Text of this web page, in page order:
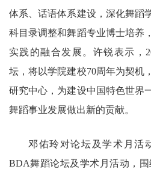
体系、话语体系建设，深化舞蹈
科目录调整和舞蹈专业博士培养
实践的融合发展。许锐表示，
坛，将以学院建校70周年为契机
研究中心，为建设中国特色世界
舞蹈事业发展做出新的贡献。
邓佑玲对论坛及学术月活
BDA舞蹈论坛及学术月活动，围